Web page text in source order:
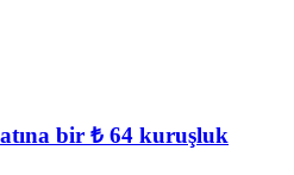
bir ₺ 64 kuruşluk